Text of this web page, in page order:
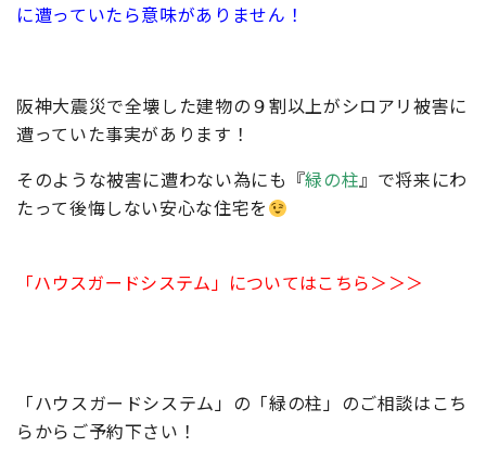
に遭っていたら意味がありません！
阪神大震災で全壊した建物の９割以上がシロアリ被害に
遭っていた事実があります！
そのような被害に遭わない為にも『緑の柱』で将来にわ
たって後悔しない安心な住宅を
「ハウスガードシステム」についてはこちら＞＞＞
「ハウスガードシステム」の「緑の柱」のご相談はこち
らからご予約下さい！